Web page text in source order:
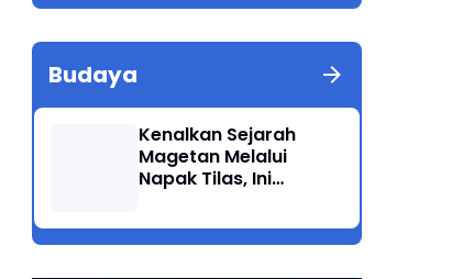
Budaya
Kenalkan Sejarah
Magetan Melalui
Napak Tilas, Ini
Kadis Dikpora.